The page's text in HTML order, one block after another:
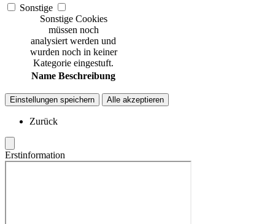
Sonstige
Sonstige Cookies
müssen noch
analysiert werden und
wurden noch in keiner
Kategorie eingestuft.
Name Beschreibung
Einstellungen speichern Alle akzeptieren
Zurück
Erstinformation